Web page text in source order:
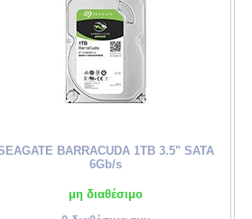
BARRACUDA 1TB 3.5" SATA
6Gb/s
μη διαθέσιμο